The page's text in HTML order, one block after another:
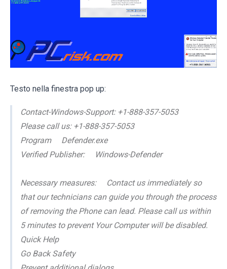
Testo nella finestra pop up:
Contact-Windows-Support: +1-888-357-5053
Please call us: +1-888-357-5053
Program Defender.exe
Verified Publisher: Windows-Defender
Necessary measures: Contact us immediately so
that our technicians can guide you through the process
of removing the Phone can lead. Please call us within
5 minutes to prevent Your Computer will be disabled.
Quick Help
Go Back Safety